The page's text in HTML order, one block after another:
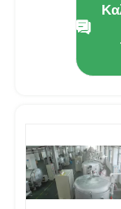
Φούρνος
Φούρνος
κατώτατος